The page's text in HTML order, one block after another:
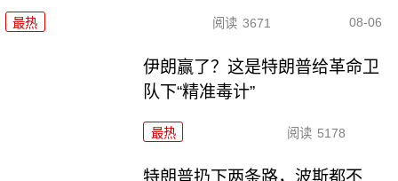
最热 阅读 3671 08-06
伊朗赢了？这是特朗普给革命卫
队下“精准毒计”
最热 阅读 5178
特朗普扔下两条路，波斯都不